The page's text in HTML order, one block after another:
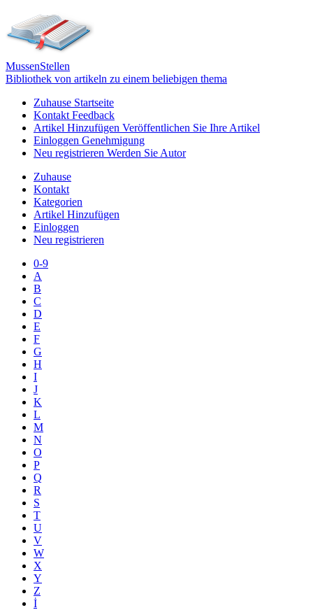
MussenStellen
Bibliothek von artikeln zu einem beliebigen thema
Zuhause Startseite
Kontakt Feedback
Artikel Hinzufügen Veröffentlichen Sie Ihre Artikel
Einloggen Genehmigung
Neu registrieren Werden Sie Autor
Zuhause
Kontakt
Kategorien
Artikel Hinzufügen
Einloggen
Neu registrieren
0-9
A
B
C
D
E
F
G
H
I
J
K
L
M
N
O
P
Q
R
S
T
U
V
W
X
Y
Z
İ